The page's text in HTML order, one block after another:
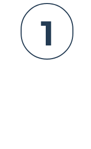
1